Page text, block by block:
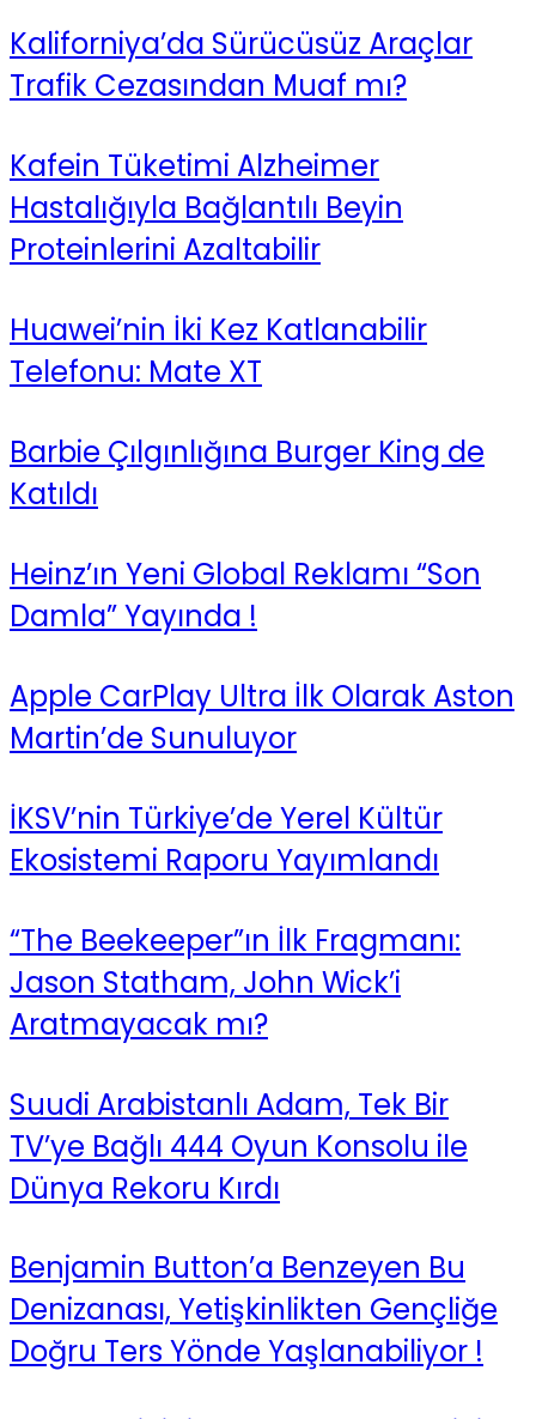
Kaliforniya’da Sürücüsüz Araçlar
Trafik Cezasından Muaf mı?
Kafein Tüketimi Alzheimer
Hastalığıyla Bağlantılı Beyin
Proteinlerini Azaltabilir
Huawei’nin İki Kez Katlanabilir
Telefonu: Mate XT
Barbie Çılgınlığına Burger King de
Katıldı
Heinz’ın Yeni Global Reklamı “Son
Damla” Yayında !
Apple CarPlay Ultra İlk Olarak Aston
Martin’de Sunuluyor
İKSV’nin Türkiye’de Yerel Kültür
Ekosistemi Raporu Yayımlandı
“The Beekeeper”ın İlk Fragmanı:
Jason Statham, John Wick’i
Aratmayacak mı?
Suudi Arabistanlı Adam, Tek Bir
TV’ye Bağlı 444 Oyun Konsolu ile
Dünya Rekoru Kırdı
Benjamin Button’a Benzeyen Bu
Denizanası, Yetişkinlikten Gençliğe
Doğru Ters Yönde Yaşlanabiliyor !